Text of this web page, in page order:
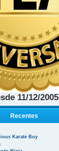
11/12/2005
Recentes
Karate Boy